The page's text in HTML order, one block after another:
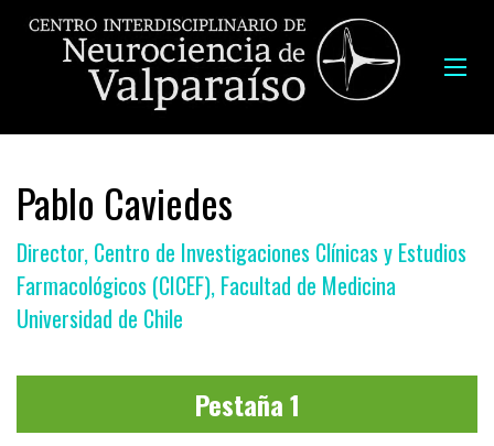
Pablo Caviedes
Director, Centro de Investigaciones Clínicas y Estudios
Farmacológicos (CICEF), Facultad de Medicina
Universidad de Chile
Pestaña 1